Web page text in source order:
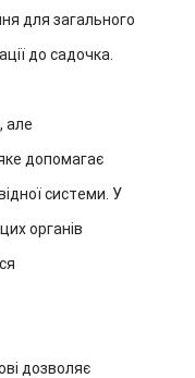
для загального
до садочка.
але
допомагає
системи. У
органів
дозволяє